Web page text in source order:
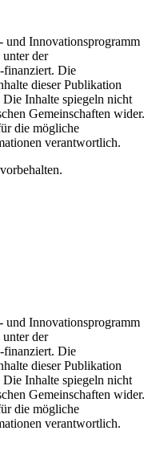
und Innovationsprogramm
der
finanziert. Die
dieser Publikation
Inhalte spiegeln nicht
Gemeinschaften wider.
die mögliche
verantwortlich.
und Innovationsprogramm
der
finanziert. Die
dieser Publikation
Inhalte spiegeln nicht
Gemeinschaften wider.
die mögliche
verantwortlich.